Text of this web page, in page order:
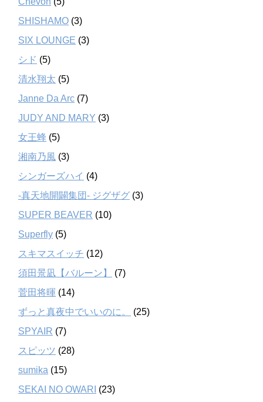
SHISHAMO (3)
SIX LOUNGE (3)
シド (5)
清水翔太 (5)
Janne Da Arc (7)
JUDY AND MARY (3)
女王蜂 (5)
湘南乃風 (3)
シンガーズハイ (4)
-真天地開闢集団- ジグザグ (3)
SUPER BEAVER (10)
Superfly (5)
スキマスイッチ (12)
須田景凪【バルーン】
(7)
菅田将暉 (14)
ずっと真夜中でいいのに。
(25)
SPYAIR (7)
スピッツ (28)
sumika (15)
SEKAI NO OWARI (23)